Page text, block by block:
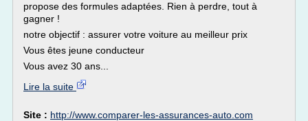
propose des formules adaptées. Rien à perdre, tout à
gagner !
notre objectif : assurer votre voiture au meilleur prix
Vous êtes jeune conducteur
Vous avez 30 ans...
Lire la suite
Site : http://www.comparer-les-assurances-auto.com